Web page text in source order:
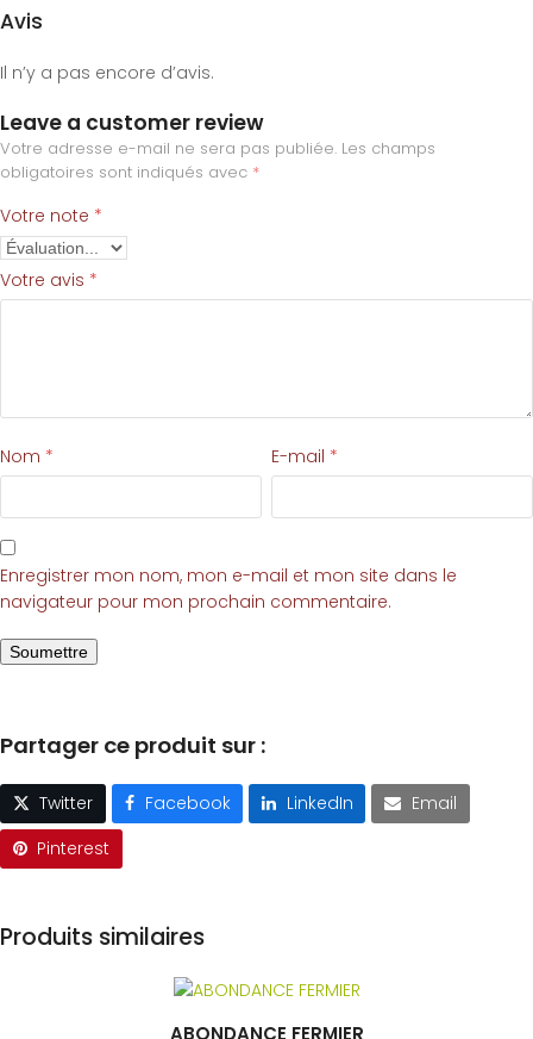
Avis
Il n’y a pas encore d’avis.
Leave a customer review
Votre adresse e-mail ne sera pas publiée. Les champs
obligatoires sont indiqués avec *
Votre note *
Votre avis *
Nom * E-mail *
Enregistrer mon nom, mon e-mail et mon site dans le
navigateur pour mon prochain commentaire.
Partager ce produit sur :
Twitter Facebook LinkedIn
Email
Pinterest
Produits similaires
ABONDANCE FERMIER